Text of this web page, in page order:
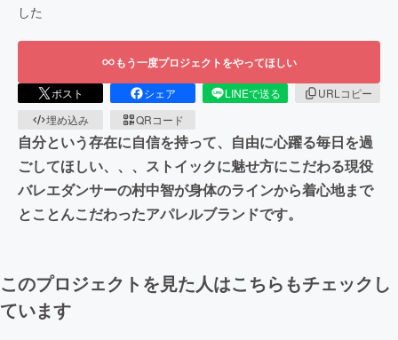
した
もう一度プロジェクトをやってほしい
ポスト シェア LINEで送る
URLコピー
埋め込み
QRコード
自分という存在に自信を持って、自由に心躍る毎日を過
ごしてほしい、、、ストイックに魅せ方にこだわる現役
バレエダンサーの村中智が身体のラインから着心地まで
とことんこだわったアパレルブランドです。
このプロジェクトを見た人はこちらもチェックし
ています